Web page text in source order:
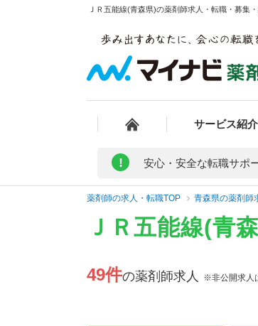
ＪＲ五能線(青森県)の薬剤師求人・転職・募集
サービス紹介
! 安心・安全な転職サポ
薬剤師の求人・転職TOP 青森県の薬剤師
ＪＲ五能線(青
49件の薬剤師求人 ※非公開求人